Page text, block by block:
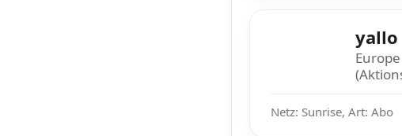
yallo
Europe
Netz: Sunrise, Art: Abo